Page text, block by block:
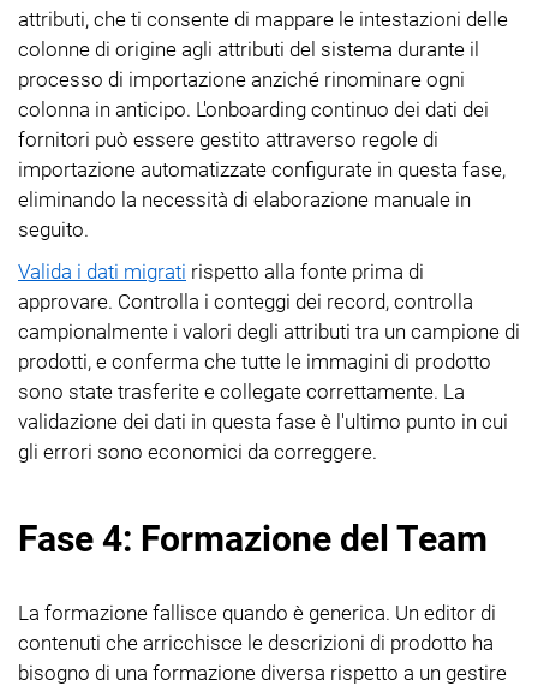
attributi, che ti consente di mappare le intestazioni delle
colonne di origine agli attributi del sistema durante il
processo di importazione anziché rinominare ogni
colonna in anticipo. L'onboarding continuo dei dati dei
fornitori può essere gestito attraverso regole di
importazione automatizzate configurate in questa fase,
eliminando la necessità di elaborazione manuale in
seguito.
Valida i dati migrati rispetto alla fonte prima di
approvare. Controlla i conteggi dei record, controlla
campionalmente i valori degli attributi tra un campione di
prodotti, e conferma che tutte le immagini di prodotto
sono state trasferite e collegate correttamente. La
validazione dei dati in questa fase è l'ultimo punto in cui
gli errori sono economici da correggere.
Fase 4: Formazione del Team
La formazione fallisce quando è generica. Un editor di
contenuti che arricchisce le descrizioni di prodotto ha
bisogno di una formazione diversa rispetto a un gestire